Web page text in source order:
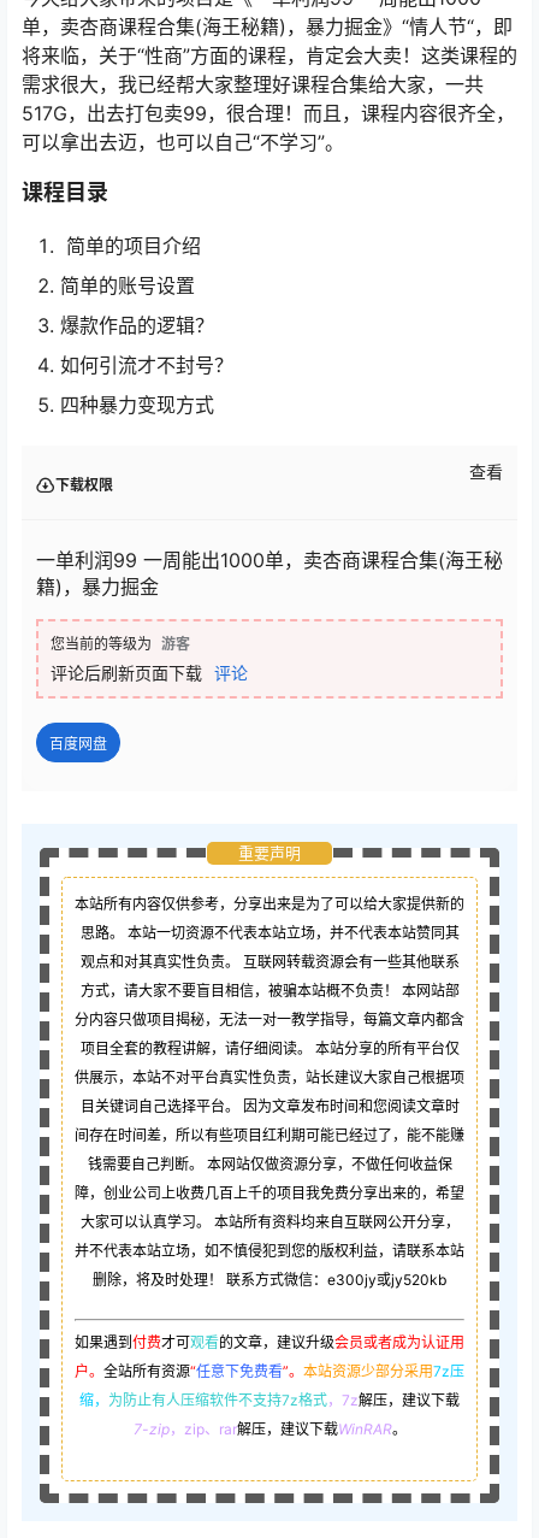
单，卖杏商课程合集(海王秘籍)，暴力掘金》“情人节“，即
将来临，关于“性商”方面的课程，肯定会大卖！这类课程的
需求很大，我已经帮大家整理好课程合集给大家，一共
517G，出去打包卖99，很合理！而且，课程内容很齐全，
可以拿出去迈，也可以自己“不学习”。
课程目录
简单的项目介绍
简单的账号设置
爆款作品的逻辑？
如何引流才不封号？
四种暴力变现方式
下载权限
查看
一单利润99 一周能出1000单，卖杏商课程合集(海王秘
籍)，暴力掘金
您当前的等级为 游客
评论后刷新页面下载 评论
百度网盘
重要声明
本站所有内容仅供参考，分享出来是为了可以给大家提供新的
思路。 本站一切资源不代表本站立场，并不代表本站赞同其
观点和对其真实性负责。 互联网转载资源会有一些其他联系
方式，请大家不要盲目相信，被骗本站概不负责！ 本网站部
分内容只做项目揭秘，无法一对一教学指导，每篇文章内都含
项目全套的教程讲解，请仔细阅读。 本站分享的所有平台仅
供展示，本站不对平台真实性负责，站长建议大家自己根据项
目关键词自己选择平台。 因为文章发布时间和您阅读文章时
间存在时间差，所以有些项目红利期可能已经过了，能不能赚
钱需要自己判断。 本网站仅做资源分享，不做任何收益保
障，创业公司上收费几百上千的项目我免费分享出来的，希望
大家可以认真学习。 本站所有资料均来自互联网公开分享，
并不代表本站立场，如不慎侵犯到您的版权利益，请联系本站
删除，将及时处理！ 联系方式微信：e300jy或jy520kb
如果遇到 付费才可观看的文章，建议升级会员或者成为认证用
户。 全站所有资源“任意下免费看”。 本站资源少部分采用7z压
缩， 为防止有人压缩软件不支持7z格式，7z解压，建议下载
7-zip，zip、rar解压，建议下载WinRAR。